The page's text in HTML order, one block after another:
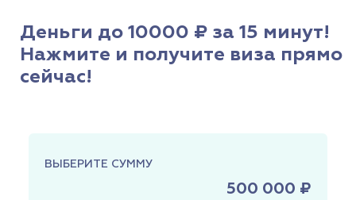
Деньги до 10000 ₽ за 15 минут!
Нажмите и получите виза прямо
сейчас!
ВЫБЕРИТЕ СУММУ
500 000 ₽